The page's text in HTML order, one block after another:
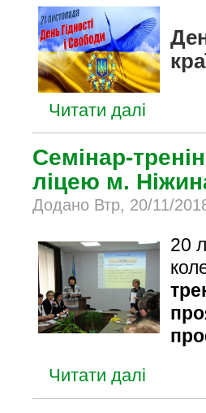
Читати далі
Семінар-
ліцею м.
Додано Втр, 20/11/
20
Читати далі